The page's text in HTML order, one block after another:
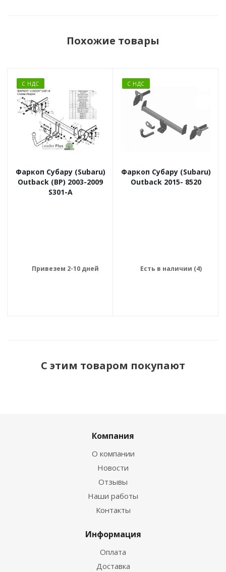
Похожие товары
С НДС
Фаркоп Субару (Subaru)
Outback (BP) 2003-2009
S301-A
Привезем 2-10 дней
С НДС
Фаркоп Субару (Subaru)
Outback 2015- 8520
Есть в наличии (4)
С этим товаром покупают
Компания
О компании
Новости
Отзывы
Наши работы
Контакты
Информация
Оплата
Доставка